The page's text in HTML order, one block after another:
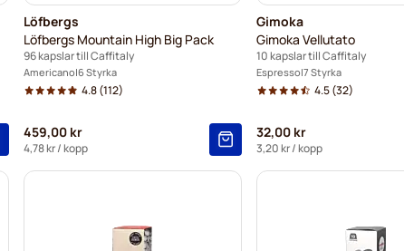
Löfbergs
Löfbergs Mountain High Big Pack
96 kapslar till Caffitaly
Americano 6 Styrka
4.8(112)
459,00 kr
4,78 kr/ kopp
Gimoka
Gimoka Vellutato
10 kapslar till Caffitaly
Espresso 7 Styrka
4.5(32)
32,00 kr
3,20 kr/ kopp